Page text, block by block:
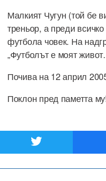
Малкият Чугун (той бе
треньор, а преди
футбола човек. На
„Футболът е моят
Почива на 12 април
Поклон пред паметта